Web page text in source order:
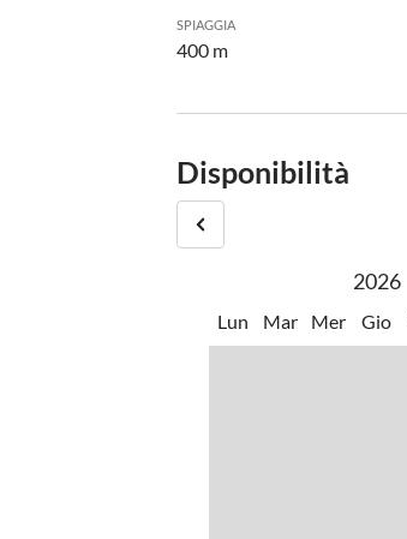
SPIAGGIA
400 m
Disponibilità
2026
Lun Mar Mer Gio